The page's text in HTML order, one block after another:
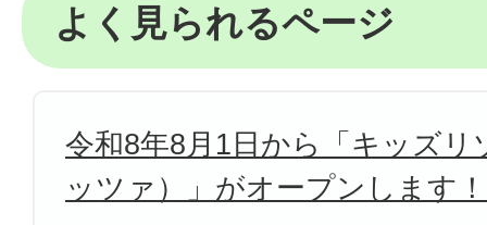
よく見られるページ
令和8年8月1日から「キッズリ
ッツァ）」がオープンします！